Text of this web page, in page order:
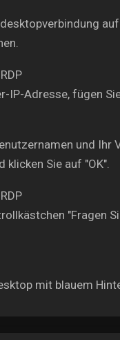
IP-Adresse, fügen
und
klicken Sie auf "OK".
"Fragen
mit blauem